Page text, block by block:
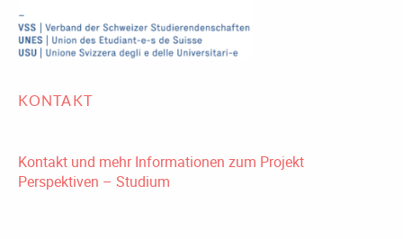
KONTAKT
Kontakt und mehr Informationen zum Projekt
Perspektiven – Studium